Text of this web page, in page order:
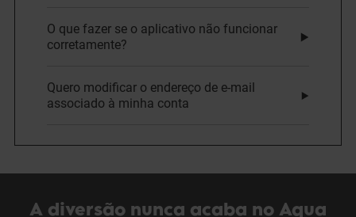
O que fazer se o aplicativo não funcionar
corretamente?
Quero modificar o endereço de e-mail
associado à minha conta
A diversão nunca acaba no Aqua